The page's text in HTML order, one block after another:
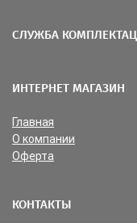
СЛУЖБА
ИНТЕРНЕТ МАГАЗИН
Главная
О компании
Оферта
КОНТАКТЫ